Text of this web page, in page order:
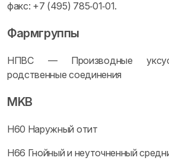
факс: +7 (495) 785‑01‑01.
Фармгруппы
НПВС — Производные
родственные соединения
MKB
H60 Наружный отит
H66 Гнойный и неуточненный